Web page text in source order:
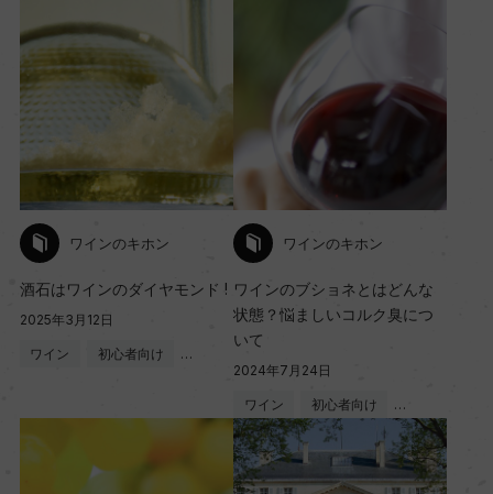
ワインのキホン
酒石はワインのダイヤモンド !
2025年3月12日
ワイン 初心者向け …
ワインのキホン
ワインのブショネとはどんな
状態？悩ましいコルク臭につ
いて
2024年7月24日
ワイン 初心者向け …